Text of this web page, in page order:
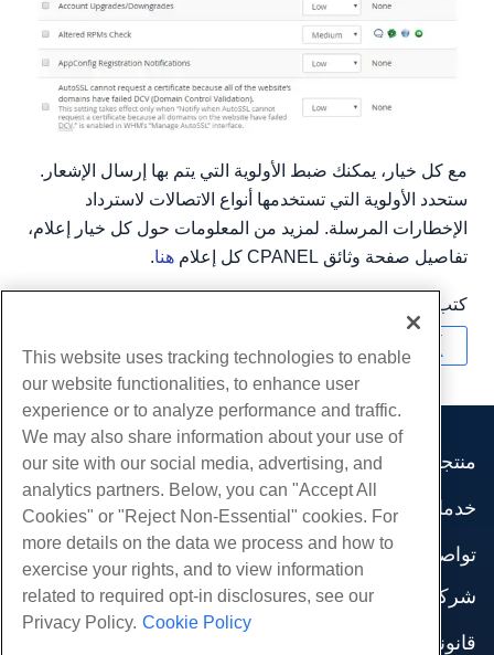
مع كل خيار، يمكنك ضبط الأولوية التي يتم بها إرسال الإشعار.
ستحدد الأولوية التي تستخدمها أنواع الاتصالات لاسترداد
الإخطارات المرسلة. لمزيد من المعلومات حول كل خيار إعلام،
تفاصيل صفحة وثائق CPANEL كل إعلام
هنا.
كتب بواسطة
منتجات
استضافة الموقع
استضافة الأعمال
موزع استضافة
موزع العلامة البيضاء
إدارة لينكس VPS
لينكس غير المدارة VPS
خدمات
هجرات الموقع
تواصل اجتماعي
وثائق المنتج
مدونة
شركة
قانوني
This website uses tracking technologies to enable
our website functionalities, to enhance user
experience or to analyze performance and traffic.
We may also share information about your use of
our site with our social media, advertising, and
analytics partners. Below, you can "Accept All
Cookies" or "Reject Non-Essential" cookies. For
more details on the data we process and how to
exercise your rights, and to view information
related to required opt-in disclosures, see our
Privacy Policy. Cookie Policy